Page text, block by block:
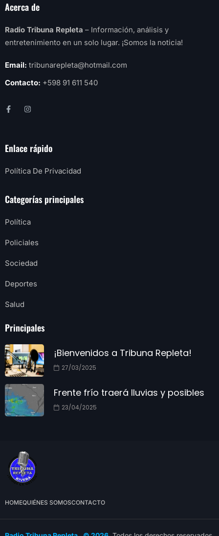
Acerca de
Radio Tribuna Repleta – Información, análisis y
entretenimiento en un solo lugar. ¡Somos la noticia!
Email: tribunarepleta@hotmail.com
Contacto: +598 91 611 540
Enlace rápido
Política De Privacidad
Categorías principales
Política
Policiales
Sociedad
Deportes
Salud
Principales
¡Bienvenidos a Tribuna Repleta!
27/03/2025
Frente frío traerá lluvias y posibles
23/04/2025
HOMEQUIÉNES SOMOSCONTACTO